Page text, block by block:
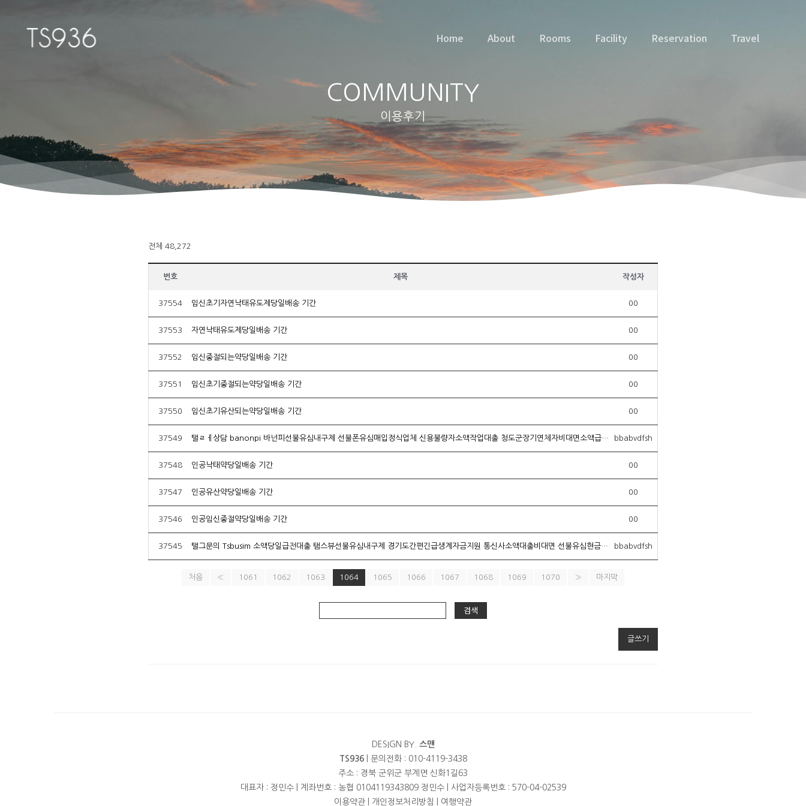
Hit enter to search or ESC to close
Home About Rooms Facility Reservation Travel
COMMUNITY
이용후기
전체 48,272
번호 제목 작성자
37554 임신초기자연낙태유도제당일배송 기간 00
37553 자연낙태유도제당일배송 기간 00
37552 임신중절되는약당일배송 기간 00
37551 임신초기중절되는약당일배송 기간 00
37550 임신초기유산되는약당일배송 기간 00
37549 탤ㄹㅔ상담 banonpi 바넌피선불유심내구제 선불폰유심매입정식업체 신용불량자소액작업대출 청도군장기연체자비대면소액급전대출 모바일당일소액대출내구제 KRC bbabvdfsh
37548 인공낙태약당일배송 기간 00
37547 인공유산약당일배송 기간 00
37546 인공임신중절약당일배송 기간 00
37545 탤그문의 Tsbusim 소액당일급전대출 탬스뷰선불유심내구제 경기도간편긴급생계자금지원 통신사소액대출비대면 선불유심현금화 AXT bbabvdfsh
처음 « 1061 1062 1063 1064 1065 1066 1067 1068 1069 1070 » 마지막
검색
글쓰기
DESIGN BY.
스맨
TS936| 문의전화 : 010-4119-3438
주소 : 경북 군위군 부계면 신화1길63
대표자 : 정민수 | 계좌번호 : 농협 0104119343809 정민수 | 사업자등록번호 : 570-04-02539
이용약관
개인정보처리방침 여행약관